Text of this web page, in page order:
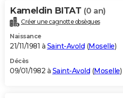
Kameldin BITAT (0 an)
Créer une cagnotte obsèques
Naissance
21/11/1981 à Saint-Avold (Moselle)
Décès
09/01/1982 à Saint-Avold (Moselle)